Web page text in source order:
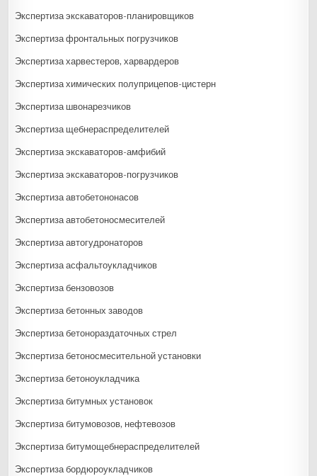
Экспертиза экскаваторов-планировщиков
Экспертиза фронтальных погрузчиков
Экспертиза харвестеров, харвардеров
Экспертиза химических полуприцепов-цистерн
Экспертиза швонарезчиков
Экспертиза щебнераспределителей
Экспертиза экскаваторов-амфибий
Экспертиза экскаваторов-погрузчиков
Экспертиза автобетононасов
Экспертиза автобетоносмесителей
Экспертиза автогудронаторов
Экспертиза асфальтоукладчиков
Экспертиза бензовозов
Экспертиза бетонных заводов
Экспертиза бетонораздаточных стрел
Экспертиза бетоносмесительной установки
Экспертиза бетоноукладчика
Экспертиза битумных установок
Экспертиза битумовозов, нефтевозов
Экспертиза битумощебнераспределителей
Экспертиза бордюроукладчиков